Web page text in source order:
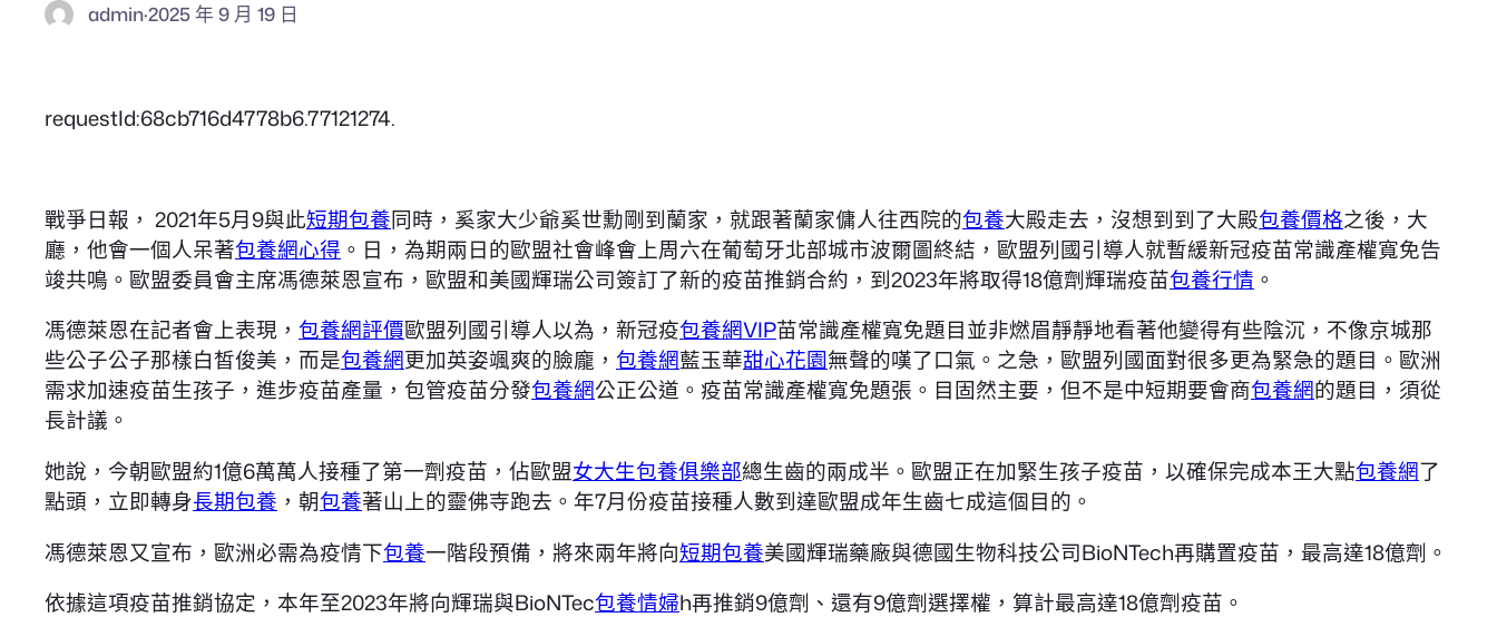
admin·2025 年 9 月 19 日
requestId:68cb716d4778b6.77121274.
戰爭日報， 2021年5月9與此短期包養同時，奚家大少爺奚世勳剛到蘭家，就跟著蘭家傭人往西院的包養大殿走去，沒想到到了大殿包養價格之後，大
廳，他會一個人呆著包養網心得 。日，為期兩日的歐盟社會峰會上周六在葡萄牙北部城市波爾圖終結，歐盟列國引導人就暫緩新冠疫苗常識產權寬免告
竣共鳴。歐盟委員會主席馮德萊恩宣布，歐盟和美國輝瑞公司簽訂了新的疫苗推銷合約，到2023年將取得18億劑輝瑞疫苗包養行情 。
馮德萊恩在記者會上表現， 包養網評價歐盟列國引導人以為，新冠疫包養網VIP苗常識產權寬免題目並非燃眉靜靜地看著他變得有些陰沉，不像京城那
些公子公子那樣白皙俊美，而是包養網更加英姿颯爽的臉龐， 包養網藍玉華甜心花園無聲的嘆了口氣。之急，歐盟列國面對很多更為緊急的題目。歐洲
需求加速疫苗生孩子，進步疫苗產量，包管疫苗分發包養網公正公道。疫苗常識產權寬免題張。目固然主要，但不是中短期要會商包養網的題目，須從
長計議。
她說，今朝歐盟約1億6萬萬人接種了第一劑疫苗，佔歐盟女大生包養俱樂部總生齒的兩成半。歐盟正在加緊生孩子疫苗，以確保完成本王大點包養網了
點頭，立即轉身長期包養 ，朝包養著山上的靈佛寺跑去。年7月份疫苗接種人數到達歐盟成年生齒七成這個目的。
馮德萊恩又宣布，歐洲必需為疫情下包養一階段預備，將來兩年將向短期包養美國輝瑞藥廠與德國生物科技公司BioNTech再購置疫苗，最高達18億劑。
依據這項疫苗推銷協定，本年至2023年將向輝瑞與BioNTec包養情婦h再推銷9億劑、還有9億劑選擇權，算計最高達18億劑疫苗。